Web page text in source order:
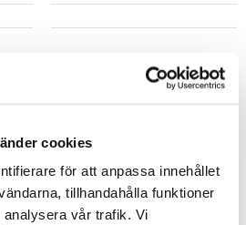
cookies
för att anpassa innehållet
tillhandahålla funktioner
vår trafik. Vi